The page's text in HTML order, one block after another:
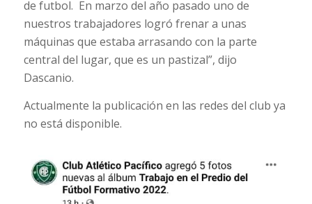
de futbol. En marzo del año pasado uno de
nuestros trabajadores logró frenar a unas
máquinas que estaba arrasando con la parte
central del lugar, que es un pastizal”, dijo
Dascanio.
Actualmente la publicación en las redes del club ya
no está disponible.